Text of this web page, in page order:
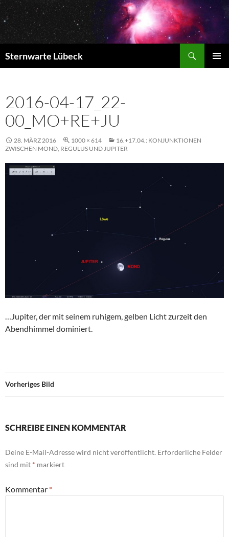
Zum
Inhalt
springen
Sternwarte Lübeck
2016-04-17_22-
00_MO+RE+JU
28. MÄRZ 2016 1000 × 614
16.+17.04.: KONJUNKTIONEN
ZWISCHEN MOND, REGULUS UND JUPITER
…Jupiter, der mit seinem ruhigem, gelben Licht zurzeit den
Abendhimmel dominiert.
Vorheriges Bild
SCHREIBE EINEN KOMMENTAR
Deine E-Mail-Adresse wird nicht veröffentlicht. Erforderliche Felder
sind mit * markiert
Kommentar *